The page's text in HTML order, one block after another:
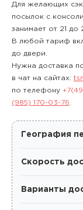
Для желающих
посылок с
занимает от 21 до
В любой тариф
до двери.
Нужна доставка
в чат на сайтах:
по телефону
(985) 170-03-76
География
Скорость
Варианты